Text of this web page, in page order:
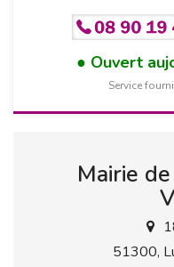
Ouvert
Service
Mairie
51300,